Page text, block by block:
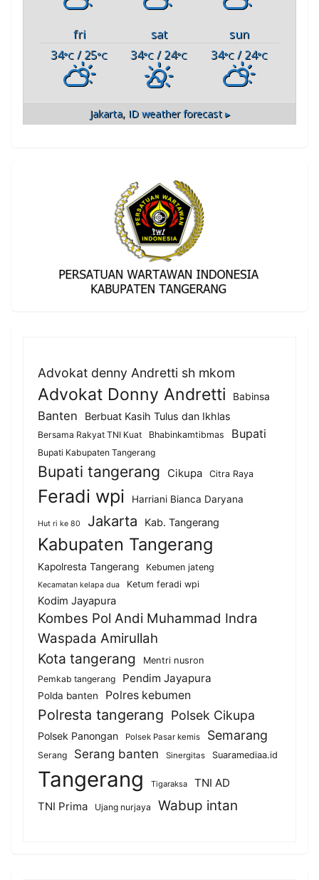
fri sat
sun
34°C / 25°C 34°C / 24°C 34°C/ 24°C
Jakarta, IDweather forecast ▸
Advokat denny Andretti sh mkom
Advokat Donny Andretti Babinsa
Banten Berbuat Kasih Tulus dan Ikhlas
Bersama Rakyat TNI Kuat Bhabinkamtibmas Bupati
Bupati Kabupaten Tangerang
Bupati tangerang Cikupa Citra Raya
Feradi wpi Harriani Bianca Daryana
Hut ri ke 80 Jakarta Kab. Tangerang
Kabupaten Tangerang
Kapolresta Tangerang Kebumen jateng
Kecamatan kelapa dua Ketum feradi wpi
Kodim Jayapura
Kombes Pol Andi Muhammad Indra
Waspada Amirullah
Kota tangerang
Mentri nusron
Pemkab tangerang
Pendim Jayapura
Polda banten Polres kebumen
Polresta tangerang Polsek Cikupa
Polsek Panongan Polsek Pasar kemis Semarang
Serang Serang banten Sinergitas Suaramediaa.id
Tangerang Tigaraksa
TNI AD
TNI Prima
Ujang nurjaya Wabup intan